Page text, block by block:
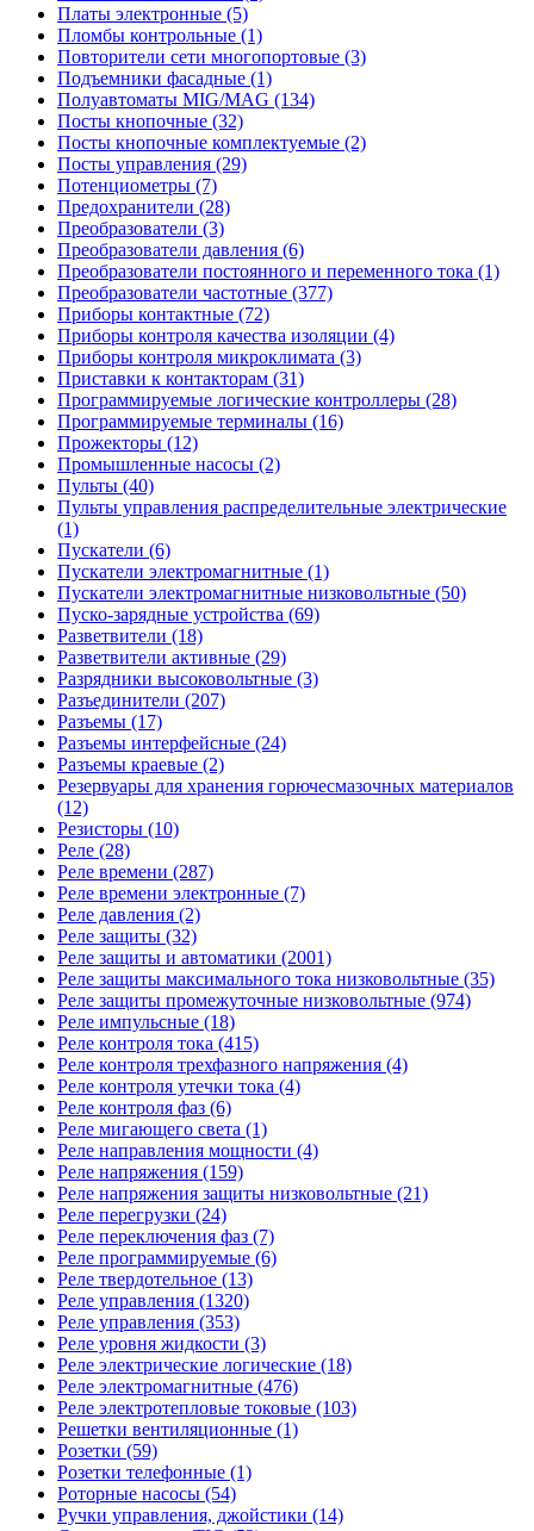
Платы электронные (5)
Пломбы контрольные (1)
Повторители сети многопортовые (3)
Подъемники фасадные (1)
Полуавтоматы MIG/MAG (134)
Посты кнопочные (32)
Посты кнопочные комплектуемые (2)
Посты управления (29)
Потенциометры (7)
Предохранители (28)
Преобразователи (3)
Преобразователи давления (6)
Преобразователи постоянного и переменного тока (1)
Преобразователи частотные (377)
Приборы контактные (72)
Приборы контроля качества изоляции (4)
Приборы контроля микроклимата (3)
Приставки к контакторам (31)
Программируемые логические контроллеры (28)
Программируемые терминалы (16)
Прожекторы (12)
Промышленные насосы (2)
Пульты (40)
Пульты управления распределительные электрические
(1)
Пускатели (6)
Пускатели электромагнитные (1)
Пускатели электромагнитные низковольтные (50)
Пуско-зарядные устройства (69)
Разветвители (18)
Разветвители активные (29)
Разрядники высоковольтные (3)
Разъединители (207)
Разъемы (17)
Разъемы интерфейсные (24)
Разъемы краевые (2)
Резервуары для хранения горючесмазочных материалов
(12)
Резисторы (10)
Реле (28)
Реле времени (287)
Реле времени электронные (7)
Реле давления (2)
Реле защиты (32)
Реле защиты и автоматики (2001)
Реле защиты максимального тока низковольтные (35)
Реле защиты промежуточные низковольтные (974)
Реле импульсные (18)
Реле контроля тока (415)
Реле контроля трехфазного напряжения (4)
Реле контроля утечки тока (4)
Реле контроля фаз (6)
Реле мигающего света (1)
Реле направления мощности (4)
Реле напряжения (159)
Реле напряжения защиты низковольтные (21)
Реле перегрузки (24)
Реле переключения фаз (7)
Реле программируемые (6)
Реле твердотельное (13)
Реле управления (1320)
Реле управления (353)
Реле уровня жидкости (3)
Реле электрические логические (18)
Реле электромагнитные (476)
Реле электротепловые токовые (103)
Решетки вентиляционные (1)
Розетки (59)
Розетки телефонные (1)
Роторные насосы (54)
Ручки управления, джойстики (14)